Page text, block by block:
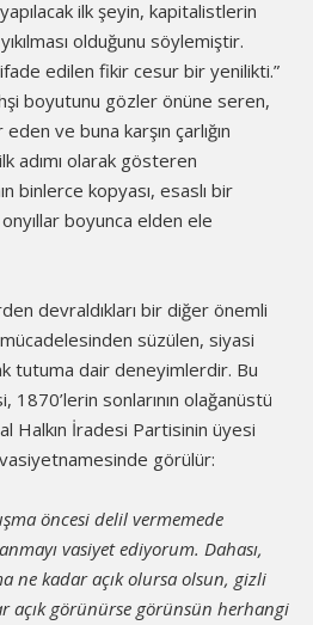
ilk şeyin, kapitalistlerin
olduğunu söylemiştir.
edilen fikir cesur bir yenilikti.”
boyutunu gözler önüne seren,
ve buna karşın çarlığın
ilk adımı olarak gösteren
binlerce kopyası, esaslı bir
boyunca elden ele
devraldıkları bir diğer önemli
süzülen, siyasi
tutuma dair deneyimlerdir. Bu
sonlarının olağanüstü
Halkın İradesi Partisinin üyesi
görülür:
öncesi delil vermemede
vasiyet ediyorum. Dahası,
ne kadar açık olursa olsun, gizli
açık görünürse görünsün herhangi